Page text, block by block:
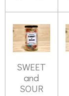
SWEET
and
SOUR